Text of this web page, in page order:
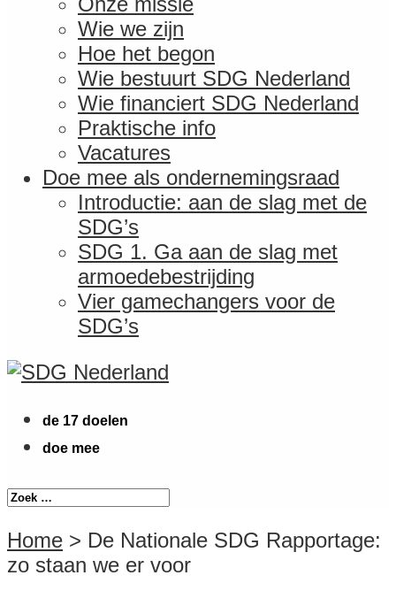
Wie we zijn
Hoe het begon
Wie bestuurt SDG Nederland
Wie financiert SDG Nederland
Praktische info
Vacatures
Doe mee als ondernemingsraad
Introductie: aan de slag met de
SDG’s
SDG 1. Ga aan de slag met
armoedebestrijding
Vier gamechangers voor de
SDG’s
de 17 doelen
doe mee
Home > De Nationale SDG Rapportage:
zo staan we er voor